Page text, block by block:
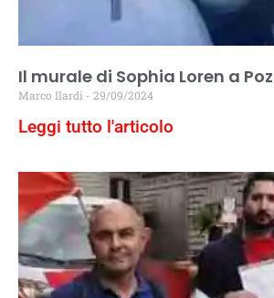
Il murale di Sophia Loren a
Marco Ilardi 29/09/2024
Leggi tutto l'articolo